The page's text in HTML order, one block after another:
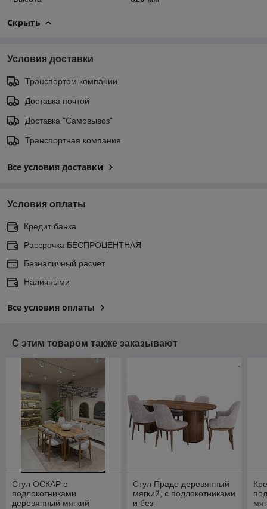
Скрыть
Условия доставки
Транспортом компании
Доставка почтой
Доставка "Самовывоз"
Транспортная компания
Все условия доставки
Условия оплаты
Кредит банка
Рассрочка БЕСПРОЦЕНТНАЯ
Безналичный расчет
Наличными
Все условия оплаты
С этим товаром также заказывают
Стул ОСКАР с
подлокотниками
деревянный мягкий
Стул Прадо деревянный
мягкий, с подлокотниками
и без